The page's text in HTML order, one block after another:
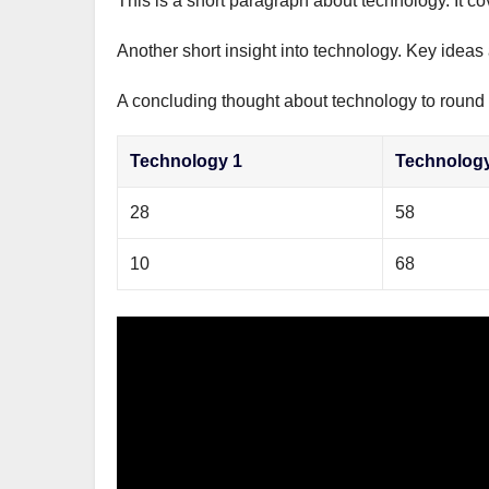
Another short insight into technology. Key
A concluding thought about technology to round
Technology 1
28 58
10 68